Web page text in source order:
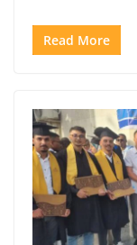
Read More